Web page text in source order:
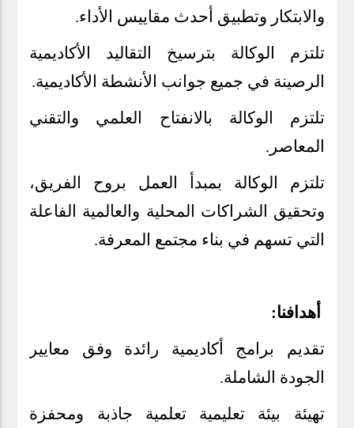
والابتكار وتطبيق أحدث مقاييس الأداء.
تلتزم الوكالة بترسيخ التقاليد الأكاديمية
الرصينة في جميع جوانب الأنشطة الأكاديمية.
تلتزم الوكالة بالانفتاح العلمي والتقني
المعاصر .
تلتزم الوكالة بمبدأ العمل بروح الفريق،
وتحقيق الشراكات المحلية والعالمية الفاعلة
التي تسهم في بناء مجتمع المعرفة.
أهدافنا:
تقديم برامج أكاديمية رائدة وفق معايير
الجودة الشاملة.
تهيئة بيئة تعليمية تعلمية جاذبة ومحفزة